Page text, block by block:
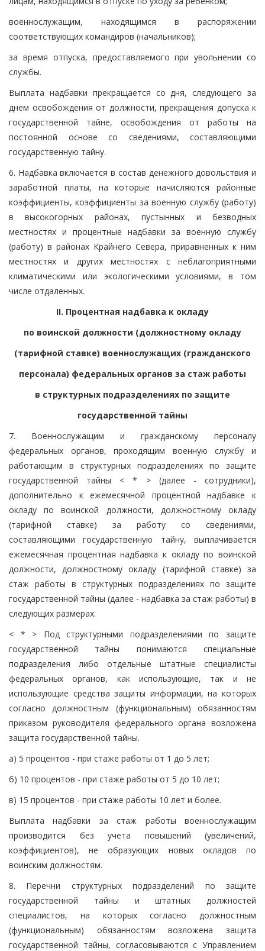
военнослужащим, находящимся в распоряжении
соответствующих командиров (начальников);
за время отпуска, предоставляемого при увольнении со
службы.
Выплата надбавки прекращается со дня, следующего за
днем освобождения от должности, прекращения допуска к
государственной тайне, освобождения от работы на
постоянной основе со сведениями, составляющими
государственную тайну.
6. Надбавка включается в состав денежного довольствия и
заработной платы, на которые начисляются районные
коэффициенты, коэффициенты за военную службу (работу)
в высокогорных районах, пустынных и безводных
местностях и процентные надбавки за военную службу
(работу) в районах Крайнего Севера, приравненных к ним
местностях и других местностях с неблагоприятными
климатическими или экологическими условиями, в том
числе отдаленных.
II. Процентная надбавка к окладу
по воинской должности (должностному окладу
(тарифной ставке) военнослужащих (гражданского
персонала) федеральных органов за стаж работы
в структурных подразделениях по защите
государственной тайны
7. Военнослужащим и гражданскому персоналу
федеральных органов, проходящим военную службу и
работающим в структурных подразделениях по защите
государственной тайны < * > (далее - сотрудники),
дополнительно к ежемесячной процентной надбавке к
окладу по воинской должности, должностному окладу
(тарифной ставке) за работу со сведениями,
составляющими государственную тайну, выплачивается
ежемесячная процентная надбавка к окладу по воинской
должности, должностному окладу (тарифной ставке) за
стаж работы в структурных подразделениях по защите
государственной тайны (далее - надбавка за стаж работы) в
следующих размерах:
< * > Под структурными подразделениями по защите
государственной тайны понимаются специальные
подразделения либо отдельные штатные специалисты
федеральных органов, как использующие, так и не
использующие средства защиты информации, на которых
согласно должностным (функциональным) обязанностям
приказом руководителя федерального органа возложена
защита государственной тайны.
а) 5 процентов - при стаже работы от 1 до 5 лет;
б) 10 процентов - при стаже работы от 5 до 10 лет;
в) 15 процентов - при стаже работы 10 лет и более.
Выплата надбавки за стаж работы военнослужащим
производится без учета повышений (увеличений,
коэффициентов), не образующих новых окладов по
воинским должностям.
8. Перечни структурных подразделений по защите
государственной тайны и штатных должностей
специалистов, на которых согласно должностным
(функциональным) обязанностям возложена защита
государственной тайны, согласовываются с Управлением